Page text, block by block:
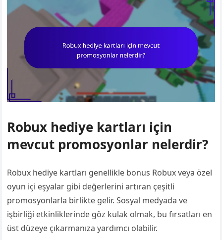
Robux hediye kartları için
mevcut promosyonlar nelerdir?
Robux hediye kartları genellikle bonus Robux veya özel
oyun içi eşyalar gibi değerlerini artıran çeşitli
promosyonlarla birlikte gelir. Sosyal medyada ve
işbirliği etkinliklerinde göz kulak olmak, bu fırsatları en
üst düzeye çıkarmanıza yardımcı olabilir.